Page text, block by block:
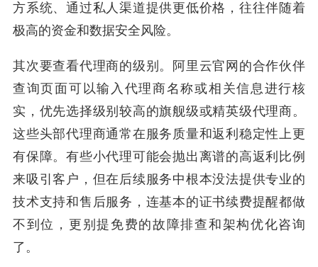
方系统、通过私人渠道提供更低价格，往往伴随着
极高的资金和数据安全风险。
其次要查看代理商的级别。阿里云官网的合作伙伴
查询页面可以输入代理商名称或相关信息进行核
实，优先选择级别较高的旗舰级或精英级代理商。
这些头部代理商通常在服务质量和返利稳定性上更
有保障。有些小代理可能会抛出离谱的高返利比例
来吸引客户，但在后续服务中根本没法提供专业的
技术支持和售后服务，连基本的证书续费提醒都做
不到位，更别提免费的故障排查和架构优化咨询
了。